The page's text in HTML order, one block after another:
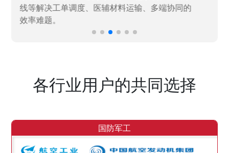
各行业用户的共同选择
国防军工